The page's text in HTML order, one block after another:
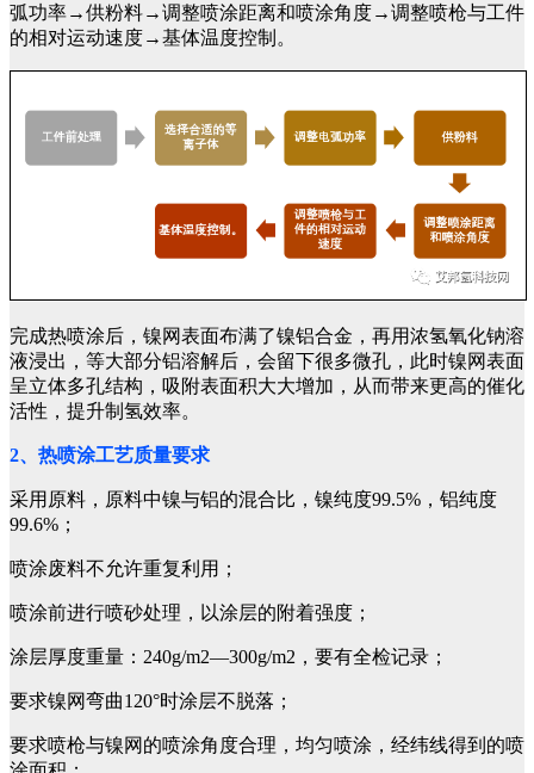
弧功率→供粉料→调整喷涂距离和喷涂角度→调整喷枪与工件
的相对运动速度→基体温度控制。
完成热喷涂后，镍网表面布满了镍铝合金，再用浓氢氧化钠溶
液浸出，等大部分铝溶解后，会留下很多微孔，此时镍网表面
呈立体多孔结构，吸附表面积大大增加，从而带来更高的催化
活性，提升制氢效率。
2、热喷涂工艺质量要求
采用原料，原料中镍与铝的混合比，镍纯度99.5%，铝纯度
99.6%；
喷涂废料不允许重复利用；
喷涂前进行喷砂处理，以涂层的附着强度；
涂层厚度重量：240g/m2—300g/m2，要有全检记录；
要求镍网弯曲120°时涂层不脱落；
要求喷枪与镍网的喷涂角度合理，均匀喷涂，经纬线得到的喷